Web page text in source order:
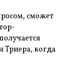
сможет
когда